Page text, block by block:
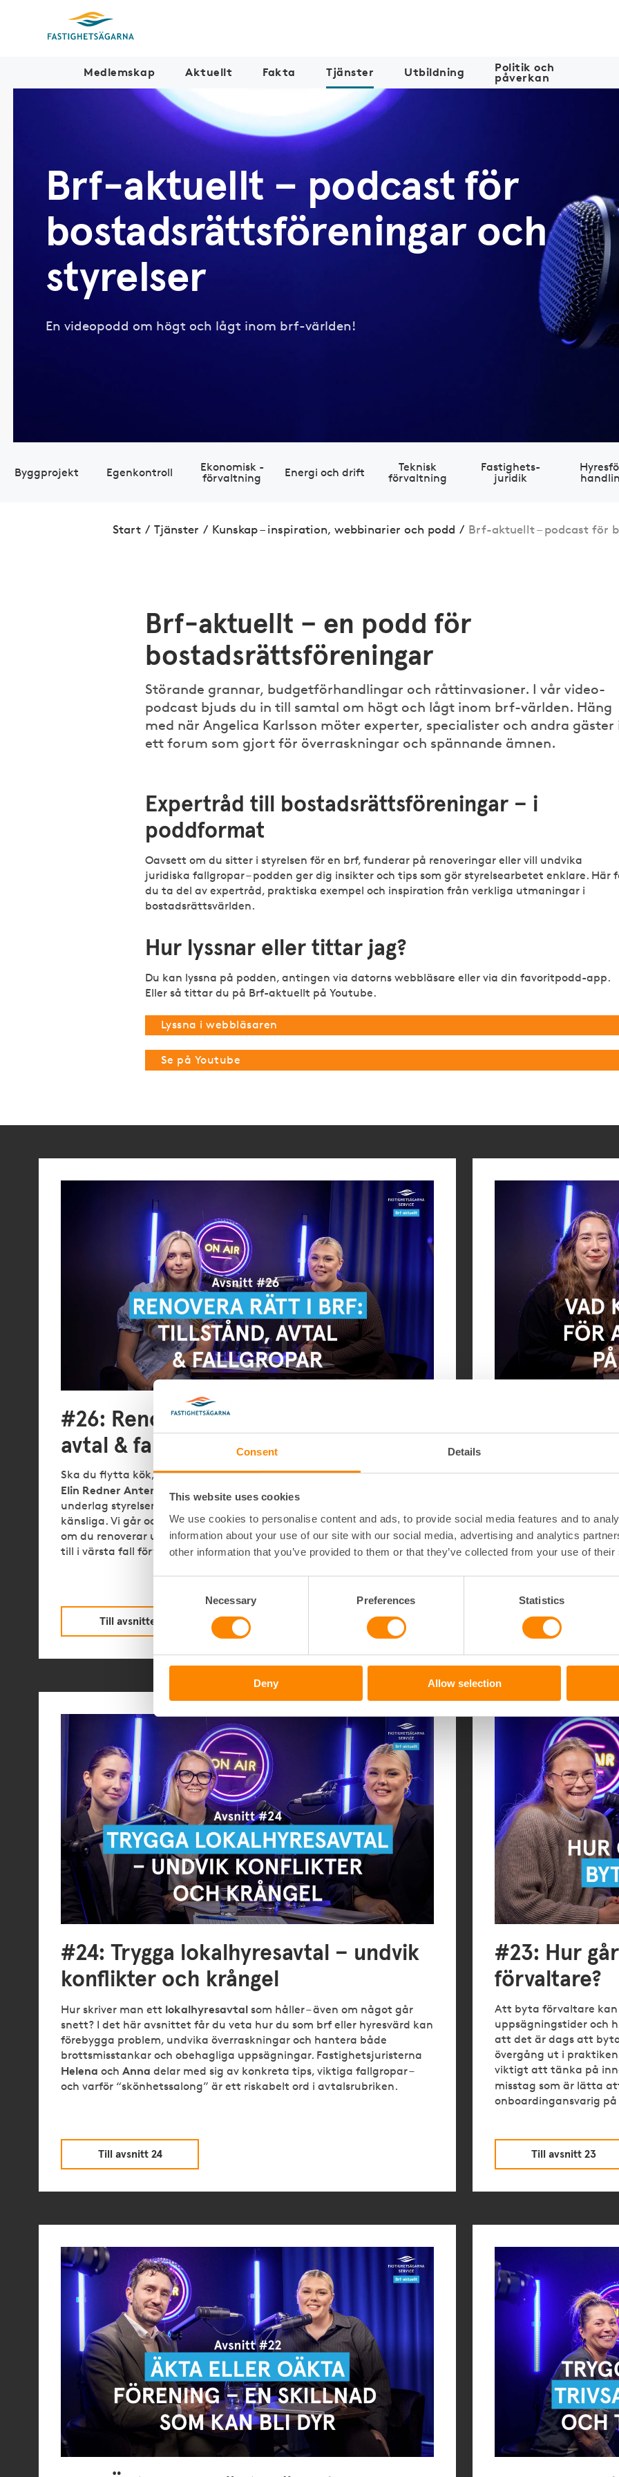
Consent Details
This website uses cookies
We use cookies to personalise content and ads, to provide social media features and to
information about your use of our site with our social media, advertising and analytics
other information that you’ve provided to them or that they’ve collected from your use of
Necessary Preferences Statistics
Deny Allow selection
Medlemskap Aktuellt Fakta Tjänster Utbildning Politik och
påverkan
Brf-aktuellt – podcast för
bostadsrättsföreningar och
styrelser
En videopodd om högt och lågt inom brf-världen!
Bygg­projekt Egen­kontroll
Eko­nomisk ­
förvaltning
Energi och drift
Teknisk
förvaltning
Fastig­hets­
juridik
Start / Tjänster / Kunskap – inspiration, webbinarier och podd / Brf-aktuellt – podcast för
Brf-aktuellt – en podd för
bostadsrättsföreningar
Störande grannar, budgetförhandlingar och råttinvasioner. I vår video-
podcast bjuds du in till samtal om högt och lågt inom brf-världen. Häng
med när Angelica Karlsson möter experter, specialister och andra gäster
ett forum som gjort för överraskningar och spännande ämnen.
Expertråd till bostadsrättsföreningar – i
poddformat
Oavsett om du sitter i styrelsen för en brf, funderar på renoveringar eller vill undvika
juridiska fallgropar – podden ger dig insikter och tips som gör styrelsearbetet enklare. Här
du ta del av expertråd, praktiska exempel och inspiration från verkliga utmaningar i
bostadsrättsvärlden.
Hur lyssnar eller tittar jag?
Du kan lyssna på podden, antingen via datorns webbläsare eller via din favoritpodd-app.
Eller så tittar du på Brf-aktuellt på Youtube.
Lyssna i webbläsaren
Se på Youtube
#26: Renovera rätt i brf: tillstånd,
avtal & fallgropar
Ska du flytta kök, riva vägg eller bara fräscha upp? Fastighetsjuristen
Elin Redner Antemarguidar genom vad som kräver tillstånd, vilket
underlag styrelsen faktiskt behöver och varför kök och badrum är extra
känsliga. Vi går också igenom vägen till hyresnämnden – och riskerna
om du renoverar utan godkännande, från åtgärder på din bekostnad
till i värsta fall förverkande.
Till avsnittet
Vill ni höja värdet på
gården, fasaden,
intäkter. Och hur får
om stora beslut?
Till avsnitt 25
#24: Trygga lokalhyresavtal – undvik
konflikter och krångel
Hur skriver man ett lokalhyresavtal som håller – även om något går
snett? I det här avsnittet får du veta hur du som brf eller hyresvärd kan
förebygga problem, undvika överraskningar och hantera både
brottsmisstankar och obehagliga uppsägningar. Fastighetsjuristerna
Helena och Anna delar med sig av konkreta tips, viktiga fallgropar –
och varför “skönhetssalong” är ett riskabelt ord i avtalsrubriken.
Till avsnitt 24
#23: Hur går det till att byta
förvaltare?
Att byta förvaltare kan
uppsägningstider och
att det är dags att
övergång ut i
viktigt att tänka på
misstag som är lätta
onboardingansvarig
Till avsnitt 23